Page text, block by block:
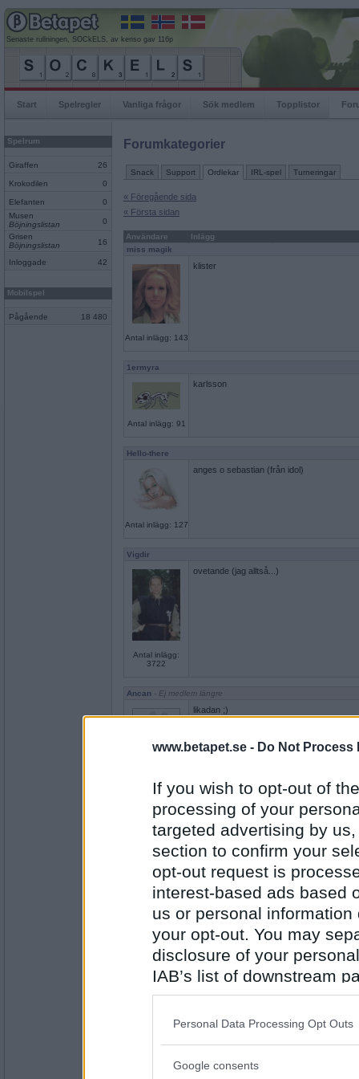
www.betapet.se - Do Not Process
If you wish to opt-out of
processing of your
targeted advertising by
section to confirm your
opt-out request is
interest-based ads based
us or personal
your opt-out. You may
disclosure of your
IAB’s list of downstream
also be disclosed by us
Downstream Participants
Please note that this
Personal Data Processing Opt Outs
Google consents
Senaste rullningen, SOCkELS, av kenso gav 116p
Start Spelregler Vanliga frågor Sök medlem Topplistor
Spelrum
Giraffen 26
Krokodilen 0
Elefanten
0
Musen
Böjningslistan
0
Grisen
Böjningslistan
16
Inloggade 42
Mobilspel
Pågående 18 480
Forumkategorier
Snack Support Ordlekar IRL-spel Turneringar
« Föregående sida
« Första sidan
Användare
Inlägg
miss magik
Antal inlägg: 143
klister
1ermyra
Antal inlägg: 91
karlsson
Hello-there
Antal inlägg: 127
anges o sebastian (från idol)
Vigdir
Antal inlägg:
3722
ovetande (jag alltså...)
Ancan - Ej medlem längre
likadan ;)
LenaLätt
Antal inlägg: 389
samma
Slemet
trist